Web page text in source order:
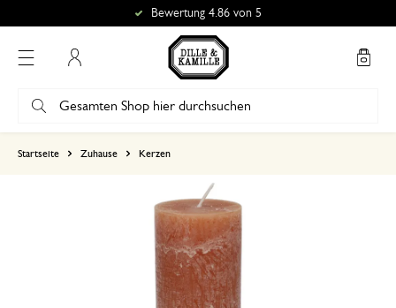
Bewertung 4.86 von 5
Startseite Zuhause Kerzen